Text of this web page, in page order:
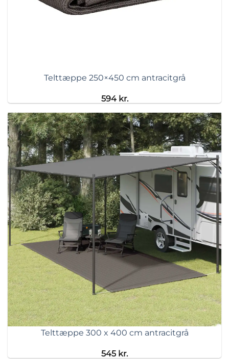
Telttæppe 250×450 cm antracitgrå
594 kr.
Telttæppe 300 x 400 cm antracitgrå
545 kr.